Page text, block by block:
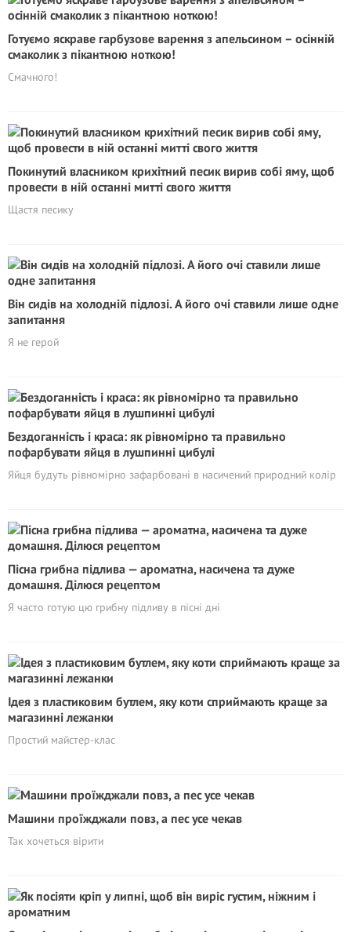
Готуємо яскраве гарбузове варення з апельсином – осінній
смаколик з пікантною ноткою!
Смачного!
Покинутий власником крихітний песик вирив собі яму, щоб
провести в ній останні митті свого життя
Щастя песику
Він сидів на холодній підлозі. А його очі ставили лише одне
запитання
Я не герой
Бездоганність і краса: як рівномірно та правильно
пофарбувати яйця в лушпинні цибулі
Яйця будуть рівномірно зафарбовані в насичений природний колір
Пісна грибна підлива — ароматна, насичена та дуже
домашня. Ділюся рецептом
Я часто готую цю грибну підливу в пісні дні
Ідея з пластиковим бутлем, яку коти сприймають краще за
магазинні лежанки
Простий майстер-клас
Машини проїжджали повз, а пес усе чекав
Так хочеться вірити